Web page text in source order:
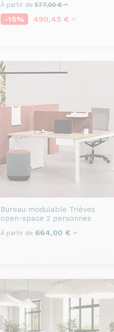
À partir de 577,00 €HT
-15% 490,45 € HT
Bureau modulable Trièves
open-space 2 personnes
À partir de 664,00 € HT